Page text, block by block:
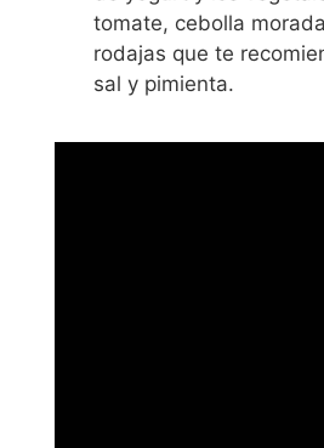
tomate, cebolla
rodajas que te
sal y pimienta.